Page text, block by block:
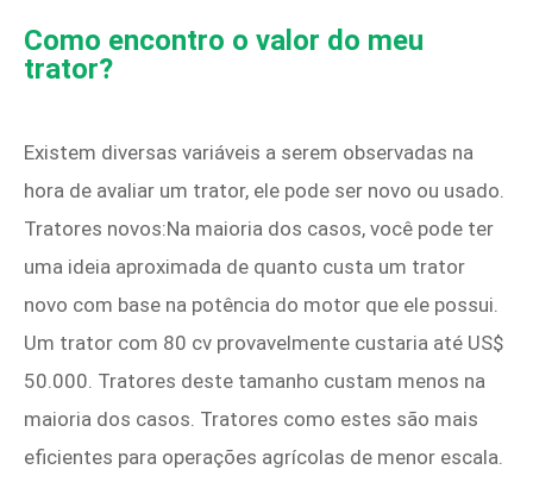
Como encontro o valor do meu
trator?
Existem diversas variáveis a serem observadas na
hora de avaliar um trator, ele pode ser novo ou usado.
Tratores novos:Na maioria dos casos, você pode ter
uma ideia aproximada de quanto custa um trator
novo com base na potência do motor que ele possui.
Um trator com 80 cv provavelmente custaria até US$
50.000. Tratores deste tamanho custam menos na
maioria dos casos. Tratores como estes são mais
eficientes para operações agrícolas de menor escala.